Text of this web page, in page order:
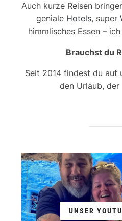
Auch kurze Reisen
geniale Hotels, super
himmlisches Essen –
Brauchst du
Seit 2014 findest du auf
den Urlaub,
UNSER